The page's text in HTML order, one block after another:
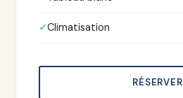
Climatisation
RÉSERVER